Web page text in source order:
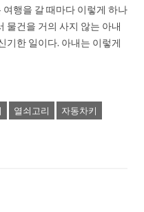
여행을 갈 때마다 이렇게 하나
물건을 거의 사지 않는 아내
기한 일이다. 아내는 이렇게
열쇠고리 자동차키